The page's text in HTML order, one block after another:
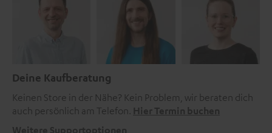
Deine Kaufberatung
Keinen Store in der Nähe? Kein Problem, wir beraten dich
auch persönlich am Telefon. Hier Termin buchen
Weitere Supportoptionen